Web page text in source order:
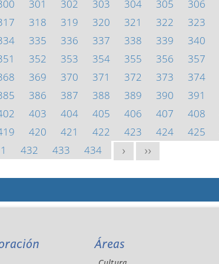
301 302 303 304 305 306
318 319 320 321 322 323
335 336 337 338 339 340
352 353 354 355 356 357
369 370 371 372 373 374
386 387 388 389 390 391
403 404 405 406 407 408
420 421 422 423 424 425
432 433 434 > >>
Áreas